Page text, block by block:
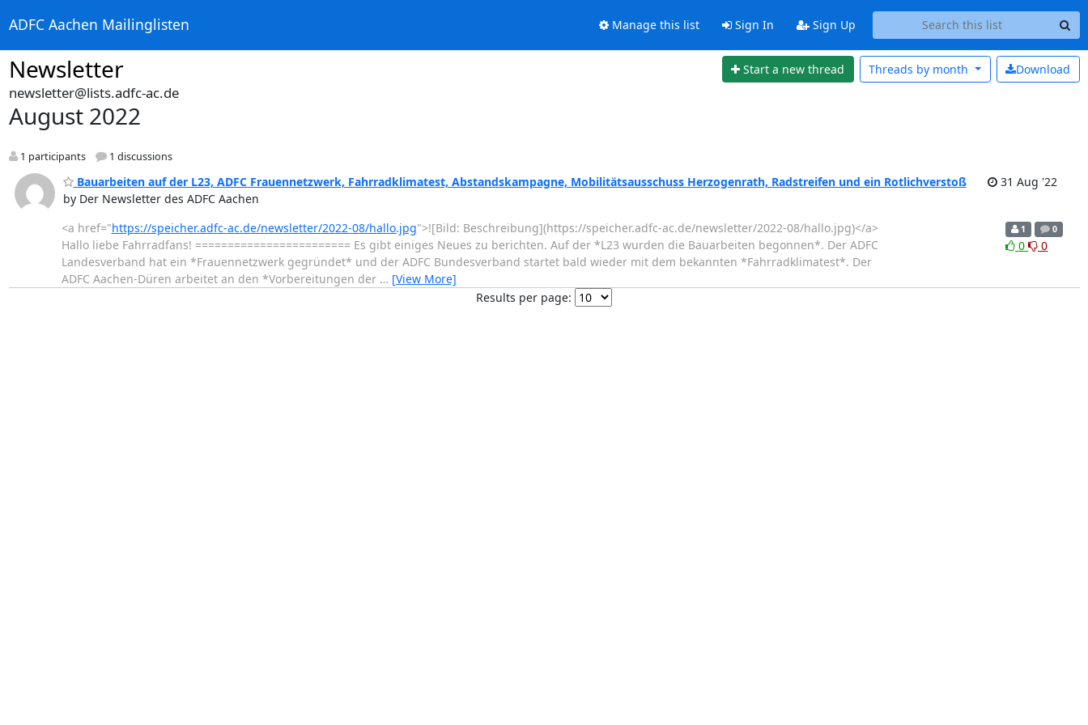
ADFC Aachen Mailinglisten Manage this list Sign In Sign Up
Newsletter Start a new thread Download
Threads by month
newsletter@lists.adfc-ac.de
August 2022
1 participants 1 discussions
Bauarbeiten auf der L23, ADFC Frauennetzwerk, Fahrradklimatest, Abstandskampagne, Mobilitätsausschuss Herzogenrath, Radstreifen und ein Rotlichverstoß
by Der Newsletter des ADFC Aachen
31 Aug '22
<a href="https://speicher.adfc-ac.de/newsletter/2022-08/hallo.jpg">![Bild: Beschreibung](https://speicher.adfc-ac.de/newsletter/2022-08/hallo.jpg)</a>
Hallo liebe Fahrradfans! ======================== Es gibt einiges Neues zu berichten. Auf der *L23 wurden die Bauarbeiten begonnen*. Der ADFC
Landesverband hat ein *Frauennetzwerk gegründet* und der ADFC Bundesverband startet bald wieder mit dem bekannten *Fahrradklimatest*. Der
ADFC Aachen-Düren arbeitet an den *Vorbereitungen der … [View More]
1 0
0 0
Results per page: